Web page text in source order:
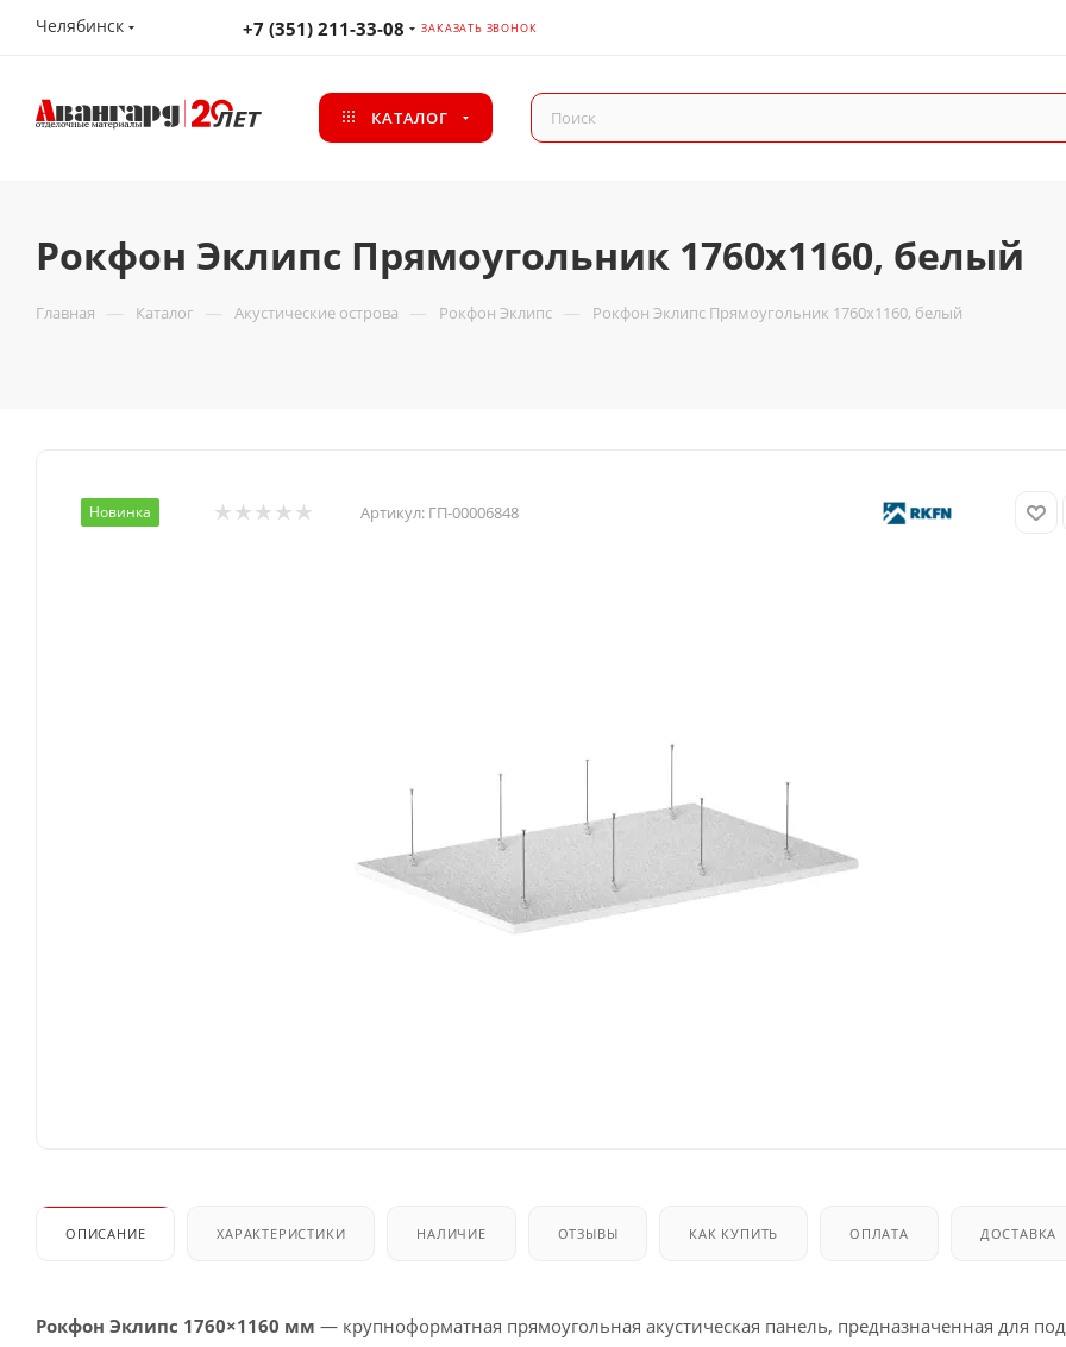
Челябинск +7 (351) 211-33-08 ЗАКАЗАТЬ ЗВОНОК
КАТАЛОГ
Рокфон Эклипс Прямоугольник 1760х1160, белый
Главная — Каталог — Акустические острова — Рокфон Эклипс — Рокфон Эклипс Прямоугольник 1760х1160, белый
Новинка Артикул: ГП-00006848
ОПИСАНИЕ ХАРАКТЕРИСТИКИ НАЛИЧИЕ ОТЗЫВЫ КАК КУПИТЬ ОПЛАТА ДОСТАВКА
Рокфон Эклипс 1760×1160 мм — крупноформатная прямоугольная акустическая панель, предназначенная для